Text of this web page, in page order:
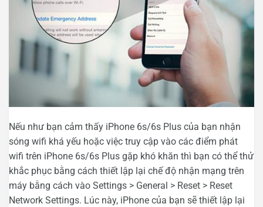
Nếu như bạn cảm thấy iPhone 6s/6s Plus của bạn nhận
sóng wifi khá yếu hoặc việc truy cập vào các điểm phát
wifi trên iPhone 6s/6s Plus gặp khó khăn thì bạn có thể thử
khắc phục bằng cách thiết lập lại chế độ nhận mạng trên
máy bằng cách vào Settings > General > Reset > Reset
Network Settings. Lúc này, iPhone của bạn sẽ thiết lập lại